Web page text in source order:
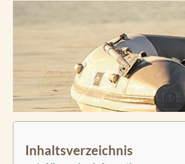
Inhaltsverzeichnis